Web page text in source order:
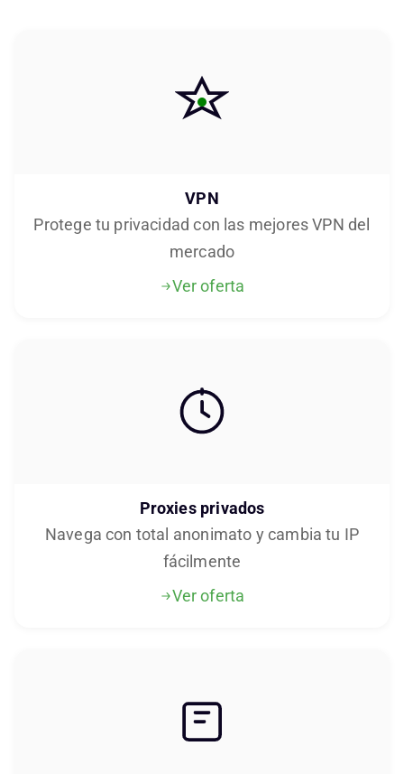
VPN
Protege tu privacidad con las mejores VPN del
mercado
Ver oferta
Proxies privados
Navega con total anonimato y cambia tu IP
fácilmente
Ver oferta